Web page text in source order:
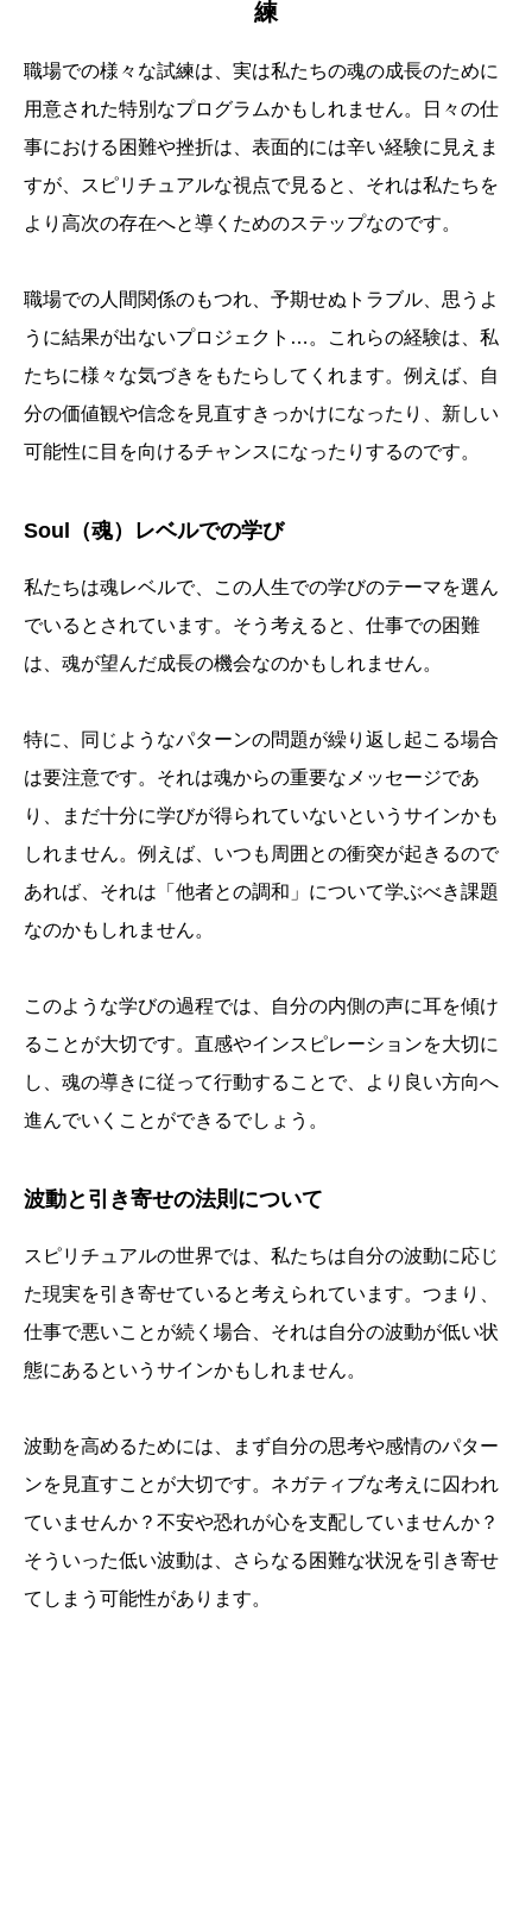
練
職場での様々な試練は、実は私たちの魂の成長のために
用意された特別なプログラムかもしれません。日々の仕
事における困難や挫折は、表面的には辛い経験に見えま
すが、スピリチュアルな視点で見ると、それは私たちを
より高次の存在へと導くためのステップなのです。
職場での人間関係のもつれ、予期せぬトラブル、思うよ
うに結果が出ないプロジェクト…。これらの経験は、私
たちに様々な気づきをもたらしてくれます。例えば、自
分の価値観や信念を見直すきっかけになったり、新しい
可能性に目を向けるチャンスになったりするのです。
Soul（魂）レベルでの学び
私たちは魂レベルで、この人生での学びのテーマを選ん
でいるとされています。そう考えると、仕事での困難
は、魂が望んだ成長の機会なのかもしれません。
特に、同じようなパターンの問題が繰り返し起こる場合
は要注意です。それは魂からの重要なメッセージであ
り、まだ十分に学びが得られていないというサインかも
しれません。例えば、いつも周囲との衝突が起きるので
あれば、それは「他者との調和」について学ぶべき課題
なのかもしれません。
このような学びの過程では、自分の内側の声に耳を傾け
ることが大切です。直感やインスピレーションを大切に
し、魂の導きに従って行動することで、より良い方向へ
進んでいくことができるでしょう。
波動と引き寄せの法則について
スピリチュアルの世界では、私たちは自分の波動に応じ
た現実を引き寄せていると考えられています。つまり、
仕事で悪いことが続く場合、それは自分の波動が低い状
態にあるというサインかもしれません。
波動を高めるためには、まず自分の思考や感情のパター
ンを見直すことが大切です。ネガティブな考えに囚われ
ていませんか？不安や恐れが心を支配していませんか？
そういった低い波動は、さらなる困難な状況を引き寄せ
てしまう可能性があります。